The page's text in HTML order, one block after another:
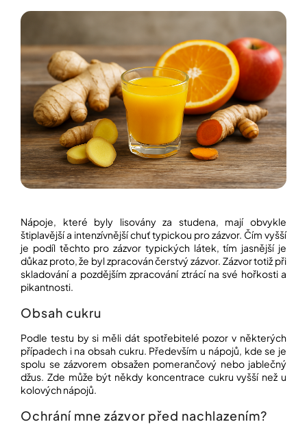
PRŮVODCE
MODERNÍM
POZNEJTE
&
ZAŽIJTE,
SE
PRÁVĚ
DĚJE
VAŠE
SLOVA,
NAŠE
INSPIRACE
ZÁBAVA,
KTERÁ
POSÍLÍ
PAMĚŤ
KONCENTRACI
REPASOVANÉ
POMŮCKY
Přihlášení
Nápoje, které byly lisovány za studena, mají obvykle
štiplavější a intenzívnější chuť typickou pro zázvor. Čím vyšší
je podíl těchto pro zázvor typických látek, tím jasnější je
důkaz proto, že byl zpracován čerstvý zázvor. Zázvor totiž při
skladování a pozdějším zpracování ztrácí na své hořkosti a
pikantnosti.
Obsah cukru
Podle testu by si měli dát spotřebitelé pozor v některých
případech i na obsah cukru. Především u nápojů, kde se je
spolu se zázvorem obsažen pomerančový nebo jablečný
džus. Zde může být někdy koncentrace cukru vyšší než u
kolových nápojů.
Ochrání mne zázvor před nachlazením?
a
?
HLEDAT
p
o
u
č
e
m
e